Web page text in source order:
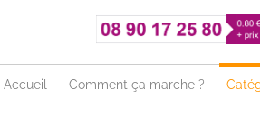
Accueil Comment ça marche ?